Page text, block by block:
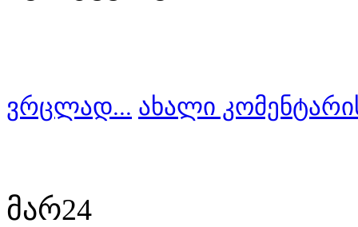
ვრცლად... ახალი
მარ24